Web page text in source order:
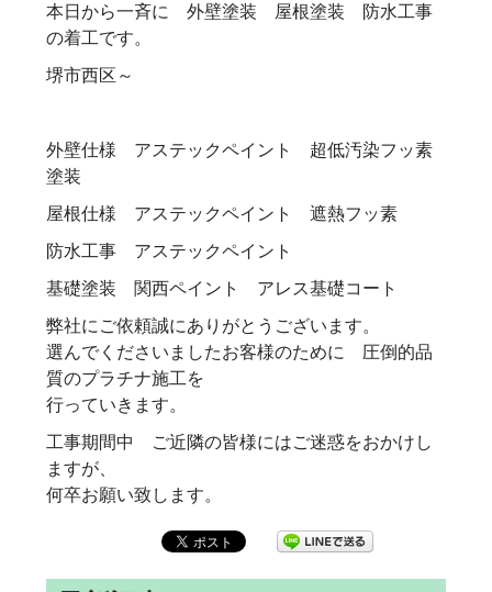
本日から一斉に 外壁塗装 屋根塗装 防水工事
の着工です。
堺市西区～
外壁仕様 アステックペイント 超低汚染フッ素
塗装
屋根仕様 アステックペイント 遮熱フッ素
防水工事 アステックペイント
基礎塗装 関西ペイント アレス基礎コート
弊社にご依頼誠にありがとうございます。
選んでくださいましたお客様のために 圧倒的品
質のプラチナ施工を
行っていきます。
工事期間中 ご近隣の皆様にはご迷惑をおかけし
ますが、
何卒お願い致します。